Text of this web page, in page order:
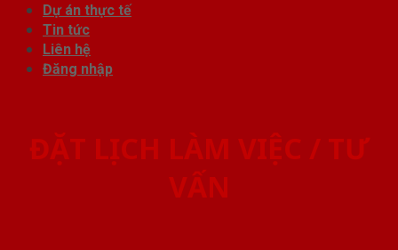
Dự án thực tế
Tin tức
Liên hệ
Đăng nhập
ĐẶT LỊCH LÀM VIỆC / TƯ
VẤN